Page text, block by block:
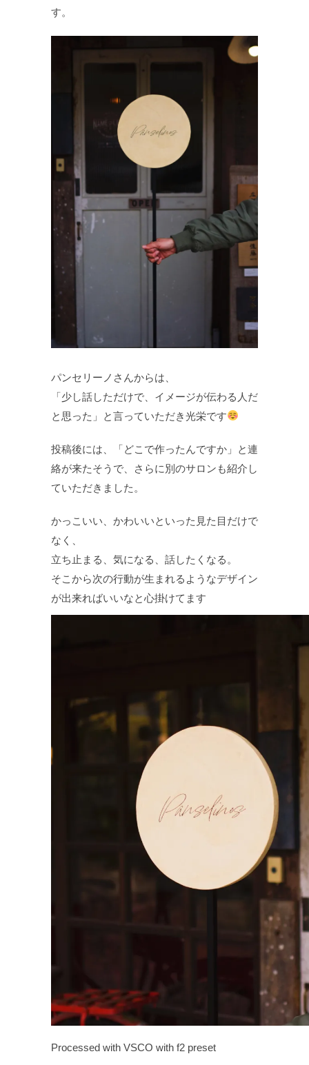
す。
パンセリーノさんからは、
「少し話しただけで、イメージが伝わる人だ
と思った」と言っていただき光栄です
投稿後には、「どこで作ったんですか」と連
絡が来たそうで、さらに別のサロンも紹介し
ていただきました。
かっこいい、かわいいといった見た目だけで
なく、
立ち止まる、気になる、話したくなる。
そこから次の行動が生まれるようなデザイン
が出来ればいいなと心掛けてます
Processed with VSCO with f2 preset